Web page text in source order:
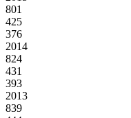
801
425
376
2014
824
431
393
2013
839